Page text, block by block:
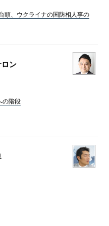
頭、ウクライナの国防相人事の
ン
の階段